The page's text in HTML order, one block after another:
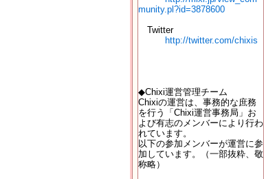
munity.pl?id=3878600
Twitter
http://twitter.com/chixis
◆Chixi運営管理チーム
Chixiの運営は、事務的な庶務
を行う「Chixi運営事務局」お
よび有志のメンバーにより行わ
れています。
以下の参加メンバーが運営に参
加しています。（一部抜粋、敬
称略）